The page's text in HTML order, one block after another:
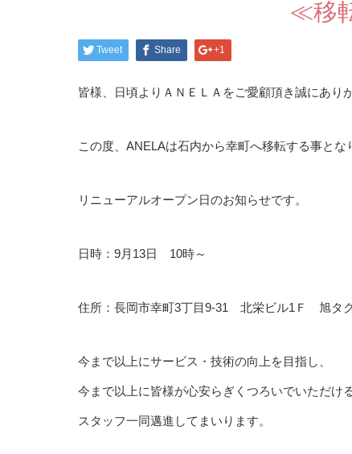
≪移
Tweet Share +1
皆様、日頃よりＡＮＥＬＡをご愛顧頂き誠にあり
この度、ANELAは石内から幸町へ移転する事とな
リニューアルオープン日のお知らせです。
日時：9月13日 10時～
住所：長岡市幸町3丁目9-31 北栄ビル1Ｆ 旭タク
今まで以上にサービス・技術の向上を目指し、
今まで以上に皆様が心安らぎくつろいでいただけ
スタッフ一同邁進してまいります。